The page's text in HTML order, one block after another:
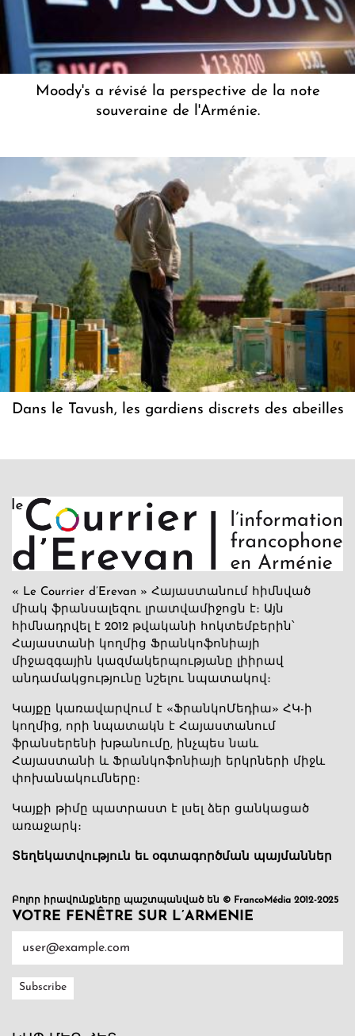
Moody's a révisé la perspective de la note
souveraine de l'Arménie.
Dans le Tavush, les gardiens discrets des abeilles
« Le Courrier d’Erevan » Հայաստանում հիմնված
միակ ֆրանսալեզու լրատվամիջոցն է։ Այն
հիմնադրվել է 2012 թվականի հոկտեմբերին՝
Հայաստանի կողմից Ֆրանկոֆոնիայի
միջազգային կազմակերպությանը լիիրավ
անդամակցությունը նշելու նպատակով։
Կայքը կառավարվում է «ՖրանկոՄեդիա» ՀԿ-ի
կողմից, որի նպատակն է Հայաստանում
ֆրանսերենի խթանումը, ինչպես նաև
Հայաստանի և Ֆրանկոֆոնիայի երկրների միջև
փոխանակումները։
Կայքի թիմը պատրաստ է լսել ձեր ցանկացած
առաջարկ։
Տեղեկատվություն եւ օգտագործման պայմաններ
Բոլոր իրավունքները պաշտպանված են © FrancoMédia 2012-2025
VOTRE FENÊTRE SUR L’ARMENIE